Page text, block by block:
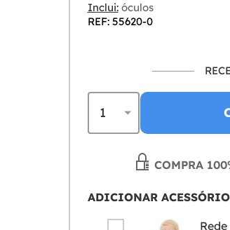
Inclui:óculos
REF: 55620-0
COMPRA
ADICIONAR